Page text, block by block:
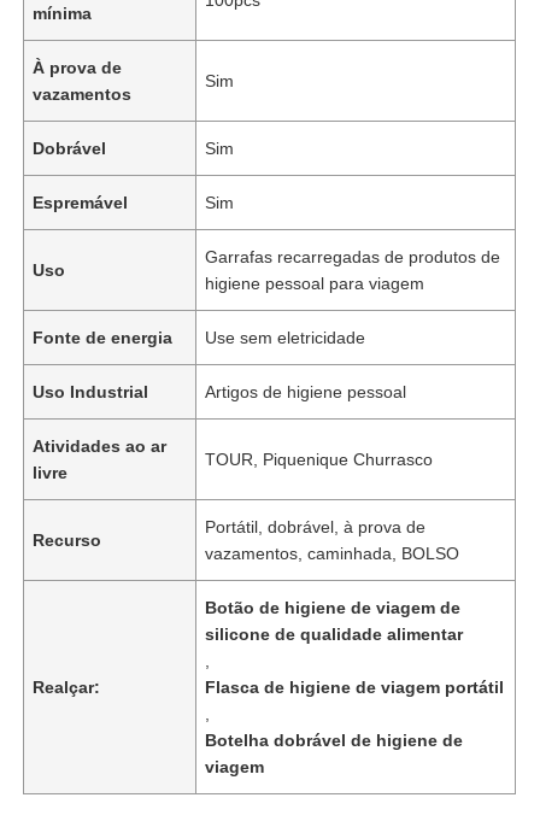
mínima
À prova de
vazamentos
Sim
Dobrável Sim
Espremável Sim
Uso
Garrafas recarregadas de produtos de
higiene pessoal para viagem
Fonte de energia Use sem eletricidade
Uso Industrial Artigos de higiene pessoal
Atividades ao ar
livre
TOUR, Piquenique Churrasco
Recurso
Portátil, dobrável, à prova de
vazamentos, caminhada, BOLSO
Realçar:
Botão de higiene de viagem de
silicone de qualidade alimentar
Flasca de higiene de viagem portátil
Botelha dobrável de higiene de
viagem